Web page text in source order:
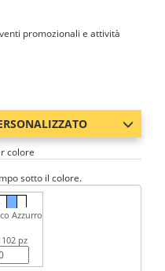
promozionali e attività
colore
sotto il colore.
Azzurro
pz